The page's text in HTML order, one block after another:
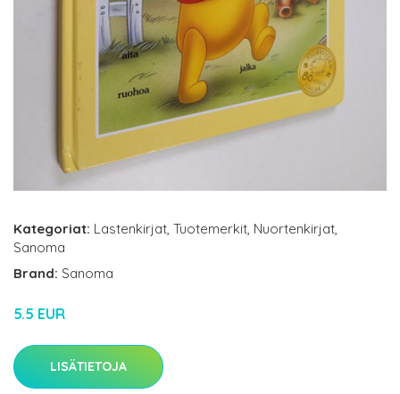
Kategoriat: Lastenkirjat, Tuotemerkit, Nuortenkirjat,
Sanoma
Brand: Sanoma
5.5 EUR
LISÄTIETOJA